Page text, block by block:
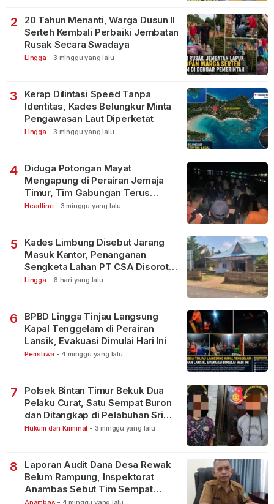
2
20 Tahun Menanti, Warga Dusun II
Serteh Kembali Perbaiki Jembatan
Rusak Secara Swadaya
Lingga - 3 minggu yang lalu
3
Kerap Dilintasi Speed Tanpa
Identitas, Kades Belungkur Minta
Pengawasan Laut Diperketat
Lingga - 3 minggu yang lalu
4
Diduga Potongan Mayat
Mengapung di Perairan Jemaja
Timur, Tim Gabungan Terus
Lakukan Pencarian
Headline - 3 minggu yang lalu
5
Kades Limbung Disebut Jarang
Masuk Kantor, Penanganan
Sengketa Lahan PT CSA Disorot
Warga
Lingga - 6 hari yang lalu
6
BPBD Lingga Tinjau Langsung
Kapal Tenggelam di Perairan
Lansik, Evakuasi Dimulai Hari Ini
Peristiwa - 4 minggu yang lalu
7
Polsek Bintan Timur Bekuk Dua
Pelaku Curat, Satu Sempat Buron
dan Ditangkap di Pelabuhan Sri
Bintan Pura
Hukum dan Kriminal - 3 minggu yang lalu
8
Laporan Audit Dana Desa Rewak
Belum Rampung, Inspektorat
Anambas Sebut Tim Sempat
Terbagi Tangani Kasus Lain
Anambas - 4 minggu yang lalu